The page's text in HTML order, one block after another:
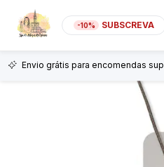
-10% SUBSCREVA
Envio grátis para encomendas